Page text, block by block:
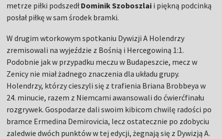
metrze piłki podszedłDominik Szoboszlai i piękną podcinką
posłał piłkę w sam środek bramki.
W drugim wtorkowym spotkaniu Dywizji A Holendrzy
zremisowali na wyjeździe z Bośnią i Hercegowiną 1:1.
Podobnie jak w przypadku meczu w Budapeszcie, mecz w
Zenicy nie miał żadnego znaczenia dla układu grupy.
Holendrzy, którzy cieszyli się z trafienia Briana Brobbeya w
24. minucie, razem z Niemcami awansowali do ćwierćfinału
rozgrywek. Gospodarze dali swoim kibicom chwilę radości po
bramce Ermedina Demirovicia, lecz ostatecznie po zdobyciu
zaledwie dwóch punktów w tej edycji, żegnają się z Dywizją A.